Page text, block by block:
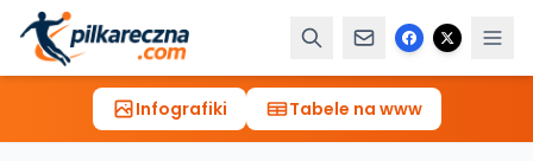
Infografiki Tabele na www